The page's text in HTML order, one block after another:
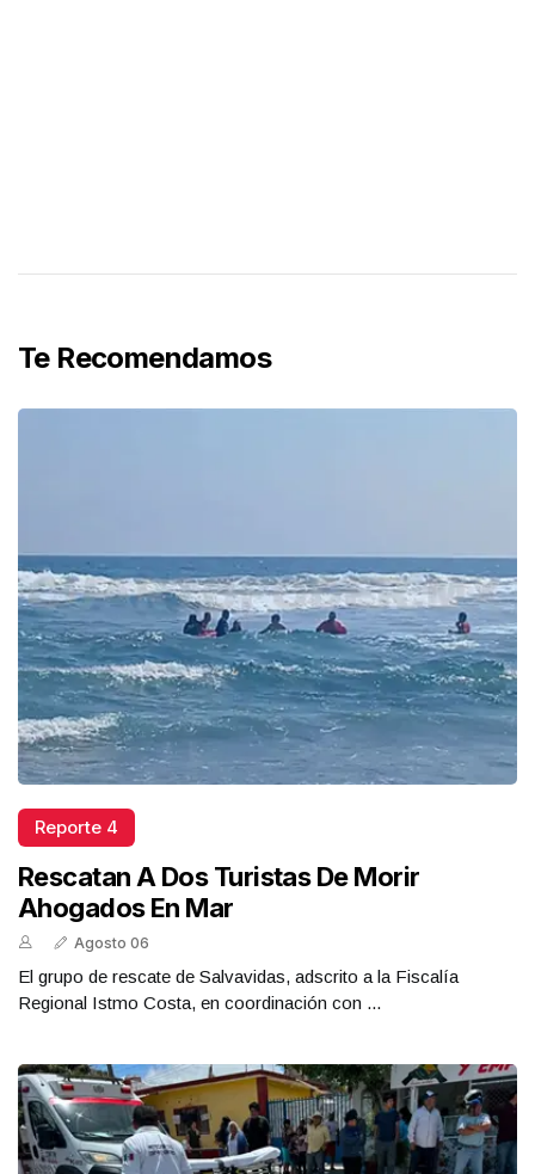
Te Recomendamos
Reporte 4
Rescatan A Dos Turistas De Morir
Ahogados En Mar
Agosto 06
El grupo de rescate de Salvavidas, adscrito a la Fiscalía
Regional Istmo Costa, en coordinación con ...